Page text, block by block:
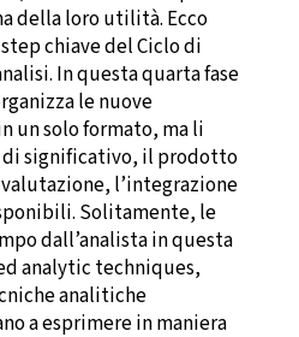
della loro utilità. Ecco
chiave del Ciclo di
In questa quarta fase
le nuove
un solo formato, ma li
di significativo, il prodotto
l’integrazione
Solitamente, le
dall’analista in questa
analytic techniques,
analitiche
a esprimere in maniera